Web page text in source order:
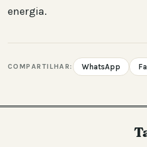
energia.
COMPARTILHAR: WhatsApp